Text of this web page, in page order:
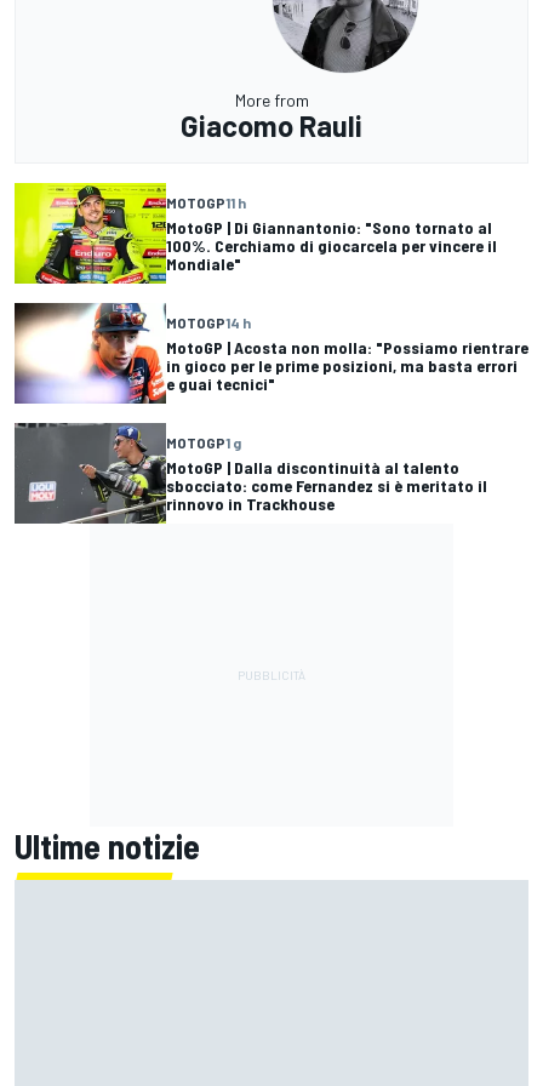
More from
Giacomo Rauli
MOTOGP11 h
MotoGP | Di Giannantonio: "Sono tornato al
100%. Cerchiamo di giocarcela per vincere il
Mondiale"
MOTOGP14 h
MotoGP | Acosta non molla: "Possiamo rientrare
in gioco per le prime posizioni, ma basta errori
e guai tecnici"
MOTOGP1 g
MotoGP | Dalla discontinuità al talento
sbocciato: come Fernandez si è meritato il
rinnovo in Trackhouse
Ultime notizie